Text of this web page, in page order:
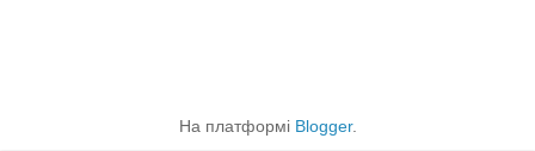
На платформі Blogger.